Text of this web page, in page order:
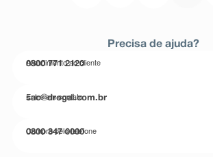
Precisa de ajuda?
Atendimento ao cliente
0800 771 2120
Entre em contato
sac@drogal.com.br
Compre pelo telefone
0800 347 0000